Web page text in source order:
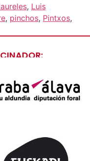
, Luis
, pinchos, Pintxos,